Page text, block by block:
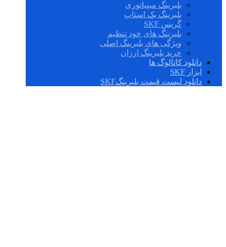
بلبرینگ مینیاتوری
بلبرینگ بک استاپ
گریس SKF
بلبرینگ های خود تنظیم
ویژگی های بلبرینگ اصلی
خرید بلبرینگ ارزان
دانلود کاتالوگ ها
ابزار SKF
دانلود لیست قیمت بلبرینگSKF